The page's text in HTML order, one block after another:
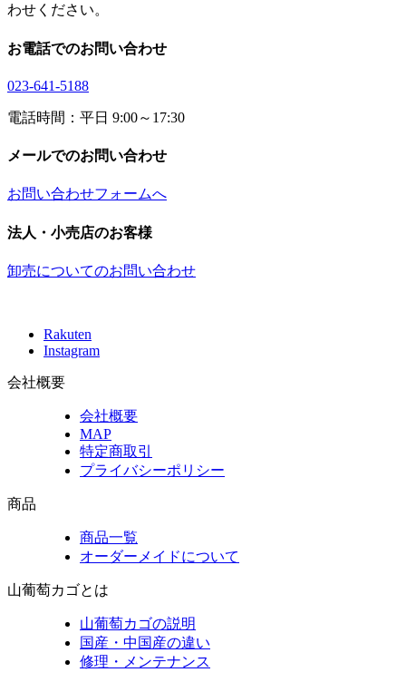
わせください。
お電話でのお問い合わせ
023-641-5188
電話時間：平日 9:00～17:30
メールでのお問い合わせ
お問い合わせフォームへ
法人・小売店のお客様
卸売についてのお問い合わせ
Rakuten
Instagram
会社概要
会社概要
MAP
特定商取引
プライバシーポリシー
商品
商品一覧
オーダーメイドについて
山葡萄カゴとは
山葡萄カゴの説明
国産・中国産の違い
修理・メンテナンス